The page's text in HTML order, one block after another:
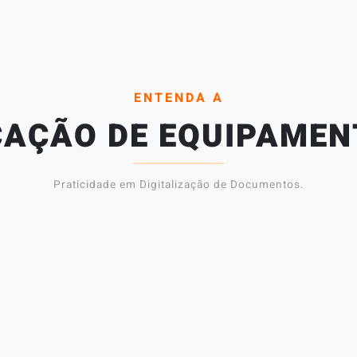
ENTENDA A
DE
Praticidade em Digitalização de Documentos.